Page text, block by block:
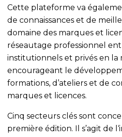
Cette plateforme va
de connaissances et de
domaine des marques et
réseautage professionnel
institutionnels et privés en
encourageant le
formations, d’ateliers et de
marques et licences.
Cinq secteurs clés sont
première édition. Il s’agit de